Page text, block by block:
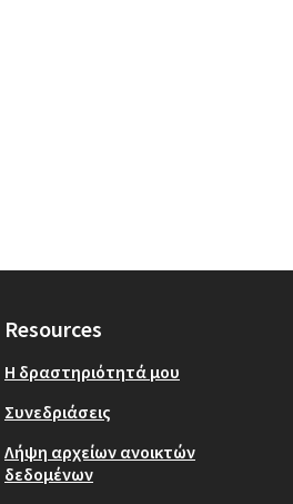
Resources
Η δραστηριότητά μου
Συνεδριάσεις
Λήψη αρχείων ανοικτών
δεδομένων